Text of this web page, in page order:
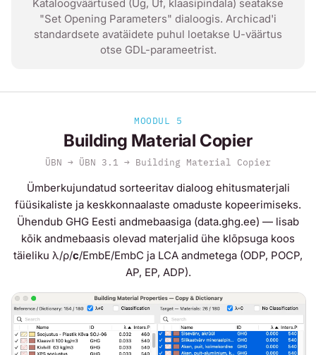
Kataloogväärtused (Ug, Uf, klaasipindala) seatakse
"Set Opening Parameters" dialoogis. Archicad'i
standardsete avatäidete puhul loetakse U-väärtus
otse GDL-parameetrist.
MOODUL 5
Building Material Copier
ÜBN → ÜBN 3.1 → Building Material Copier
Ümberkujundatud sorteeritav dialoog ehitusmaterjali
füüsikaliste ja keskkonnaalaste omaduste kopeerimiseks.
Ühendub GHG Eesti andmebaasiga (data.ghg.ee) — lisab
kõik andmebaasis olevad materjalid ühe klõpsuga koos
täieliku λ/ρ/c/EmbE/EmbC ja LCA andmetega (ODP, POCP,
AP, EP, ADP).